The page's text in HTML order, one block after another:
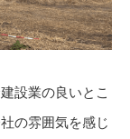
設業の良いとこ
の雰囲気を感じ